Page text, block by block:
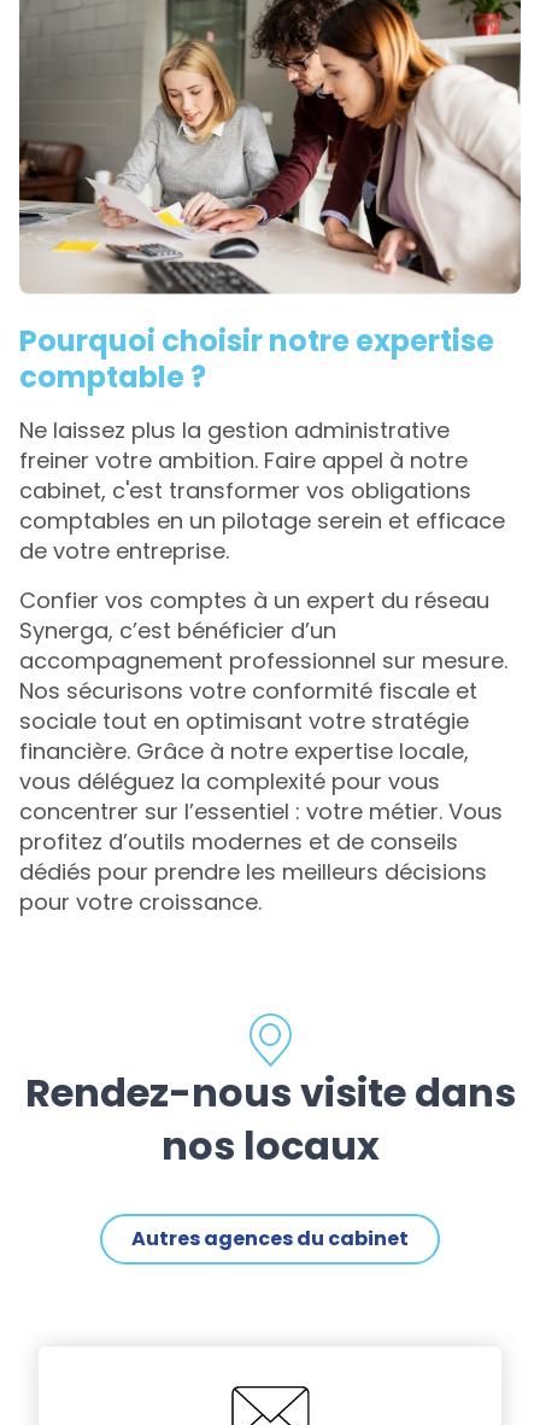
Pourquoi choisir notre expertise
comptable ?
Ne laissez plus la gestion administrative
freiner votre ambition. Faire appel à notre
cabinet, c'est transformer vos obligations
comptables en un pilotage serein et efficace
de votre entreprise.
Confier vos comptes à un expert du réseau
Synerga, c’est bénéficier d’un
accompagnement professionnel sur mesure.
Nos sécurisons votre conformité fiscale et
sociale tout en optimisant votre stratégie
financière. Grâce à notre expertise locale,
vous déléguez la complexité pour vous
concentrer sur l’essentiel : votre métier. Vous
profitez d’outils modernes et de conseils
dédiés pour prendre les meilleurs décisions
pour votre croissance.
Rendez-nous visite dans
nos locaux
Autres agences du cabinet